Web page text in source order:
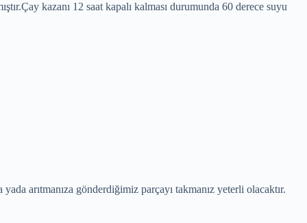
kazanı 12 saat kapalı kalması durumunda 60 derece suyu
arıtmanıza gönderdiğimiz parçayı takmanız yeterli olacaktır.